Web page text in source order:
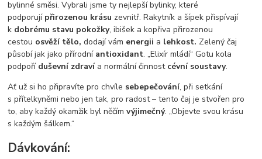
bylinné směsi. Vybrali jsme ty nejlepší bylinky, které
podporují přirozenou krásu zevnitř. Rakytník a šípek přispívají
k dobrému stavu pokožky, ibišek a kopřiva přirozenou
cestou osvěží tělo, dodají vám energii a lehkost. Zelený čaj
působí jak jako přírodní antioxidant. „Elixír mládí“ Gotu kola
podpoří duševní zdravía normální činnost cévní soustavy.
Ať už si ho připravíte pro chvíle sebepečování, při setkání
s přítelkyněmi nebo jen tak, pro radost – tento čaj je stvořen pro
to, aby každý okamžik byl něčímvýjimečný. „Objevte svou krásu
s každým šálkem.“
Dávkování: